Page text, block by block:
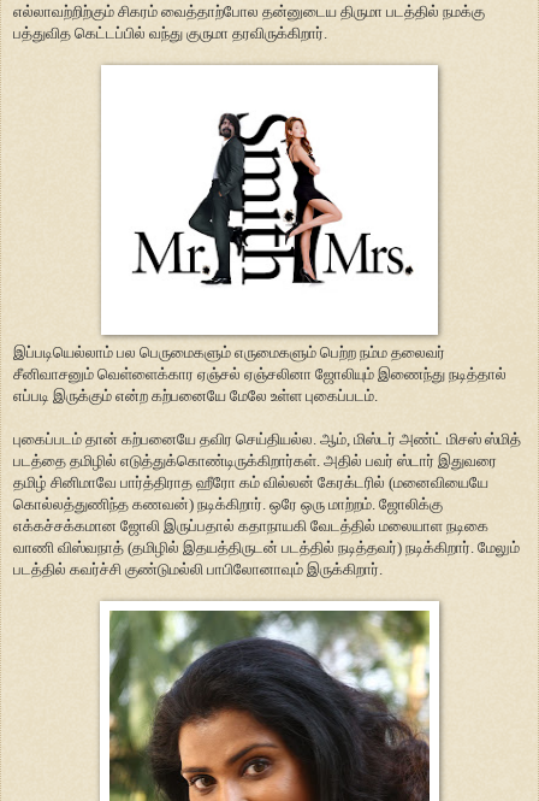
எல்லாவற்றிற்கும் சிகரம் வைத்தாற்போல தன்னுடைய திருமா படத்தில் நமக்கு
பத்துவித கெட்டப்பில் வந்து குருமா தரவிருக்கிறார்.
இப்படியெல்லாம் பல பெருமைகளும் எருமைகளும் பெற்ற நம்ம தலைவர்
சீனிவாசனும் வெள்ளைக்கார ஏஞ்சல் ஏஞ்சலினா ஜோலியும் இணைந்து நடித்தால்
எப்படி இருக்கும் என்ற கற்பனையே மேலே உள்ள புகைப்படம்.
புகைப்படம் தான் கற்பனையே தவிர செய்தியல்ல. ஆம், மிஸ்டர் அண்ட் மிசஸ் ஸ்மித்
படத்தை தமிழில் எடுத்துக்கொண்டிருக்கிறார்கள். அதில் பவர் ஸ்டார் இதுவரை
தமிழ் சினிமாவே பார்த்திராத ஹீரோ கம் வில்லன் கேரக்டரில் (மனைவியையே
கொல்லத்துணிந்த கணவன்) நடிக்கிறார். ஒரே ஒரு மாற்றம். ஜோலிக்கு
எக்கச்சக்கமான ஜோலி இருப்பதால் கதாநாயகி வேடத்தில் மலையாள நடிகை
வாணி விஸ்வநாத் (தமிழில் இதயத்திருடன் படத்தில் நடித்தவர்) நடிக்கிறார். மேலும்
படத்தில் கவர்ச்சி குண்டுமல்லி பாபிலோனாவும் இருக்கிறார்.